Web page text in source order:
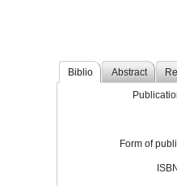
Biblio Abstract
Form of